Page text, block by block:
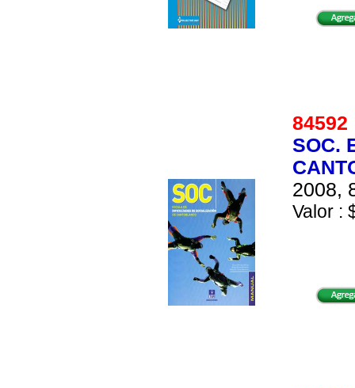
SOC.
2008,
Valor :